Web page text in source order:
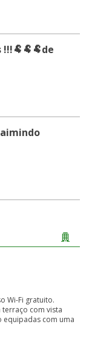
Wi-Fi gratuito.
com vista